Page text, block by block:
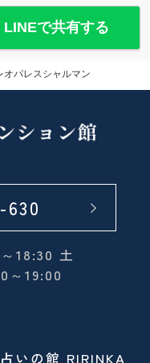
LINEで共有する
オパレスシャルマン
630
18:30 土
～19:00
占いの館 RIRINKA